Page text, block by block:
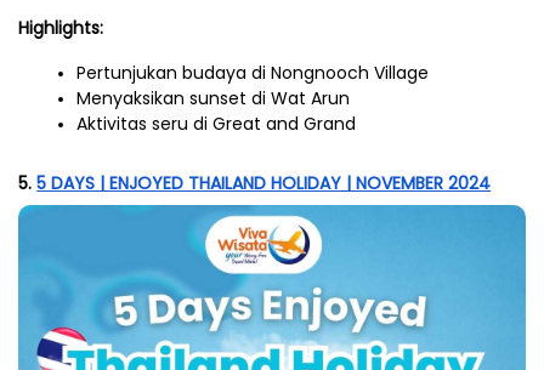
Highlights:
Pertunjukan budaya di Nongnooch Village
Menyaksikan sunset di Wat Arun
Aktivitas seru di Great and Grand
5. 5 DAYS | ENJOYED THAILAND HOLIDAY | NOVEMBER 2024